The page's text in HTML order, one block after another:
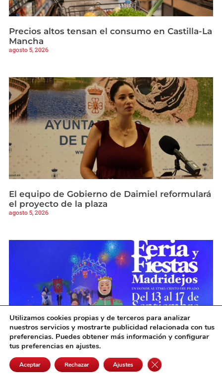
Precios altos tensan el consumo en Castilla-La
Mancha
agosto 5, 2026
El equipo de Gobierno de Daimiel reformulará
el proyecto de la plaza
agosto 5, 2026
Víctor Corts Rodríguez gana el XLI Concurso
del cartel anunciador de la Feria de
Utilizamos cookies propias y de terceros para analizar
nuestros servicios y mostrarte publicidad relacionada con tus
preferencias. Puedes obtener más información y configurar
tus preferencias en ajustes.
Aceptar Rechazar Ajustes Cerrar el banner de